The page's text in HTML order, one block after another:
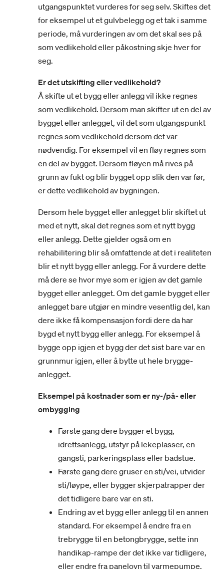
utgangspunktet vurderes for seg selv. Skiftes det
for eksempel ut et gulvbelegg og et tak i samme
periode, må vurderingen av om det skal ses på
som vedlikehold eller påkostning skje hver for
seg.
Er det utskifting eller vedlikehold?
Å skifte ut et bygg eller anlegg vil ikke regnes
som vedlikehold. Dersom man skifter ut en del av
bygget eller anlegget, vil det som utgangspunkt
regnes som vedlikehold dersom det var
nødvendig. For eksempel vil en fløy regnes som
en del av bygget. Dersom fløyen må rives på
grunn av fukt og blir bygget opp slik den var før,
er dette vedlikehold av bygningen.
Dersom hele bygget eller anlegget blir skiftet ut
med et nytt, skal det regnes som et nytt bygg
eller anlegg. Dette gjelder også om en
rehabilitering blir så omfattende at det i realiteten
blir et nytt bygg eller anlegg. For å vurdere dette
må dere se hvor mye som er igjen av det gamle
bygget eller anlegget. Om det gamle bygget eller
anlegget bare utgjør en mindre vesentlig del, kan
dere ikke få kompensasjon fordi dere da har
bygd et nytt bygg eller anlegg. For eksempel å
bygge opp igjen et bygg der det sist bare var en
grunnmur igjen, eller å bytte ut hele brygge-
anlegget.
Eksempel på kostnader som er ny-/på- eller
ombygging
Første gang dere bygger et bygg,
idrettsanlegg, utstyr på lekeplasser, en
gangsti, parkeringsplass eller badstue.
Første gang dere gruser en sti/vei, utvider
sti/løype, eller bygger skjerpatrapper der
det tidligere bare var en sti.
Endring av et bygg eller anlegg til en annen
standard. For eksempel å endre fra en
trebrygge til en betongbrygge, sette inn
handikap-rampe der det ikke var tidligere,
eller endre fra panelovn til varmepumpe.